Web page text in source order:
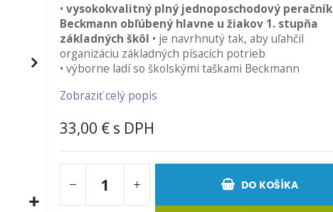
• vysokokvalitný plný jednoposchodový peračník
Beckmann obľúbený hlavne u žiakov 1. stupňa
základných škôl • je navrhnutý tak, aby uľahčil
organizáciu základných písacích potrieb
• výborne ladí so školskými taškami Beckmann
Zobraziť celý popis
33,00 €
DO KOŠÍKA